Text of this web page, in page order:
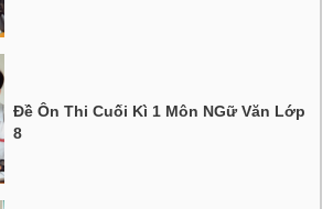
Đề Ôn Thi Cuối Kì 1 Môn NGữ Văn Lớp
8